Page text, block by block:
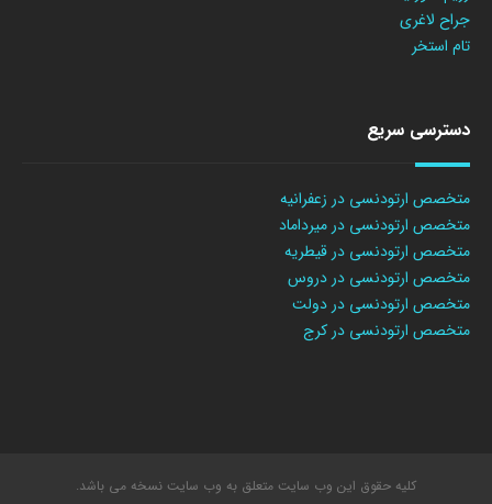
جراح لاغری
تام استخر
دسترسی سریع
متخصص ارتودنسی در زعفرانیه
متخصص ارتودنسی در میرداماد
متخصص ارتودنسی در قیطریه
متخصص ارتودنسی در دروس
متخصص ارتودنسی در دولت
متخصص ارتودنسی در کرج
کلیه حقوق این وب سایت متعلق به وب سایت نسخه می باشد.